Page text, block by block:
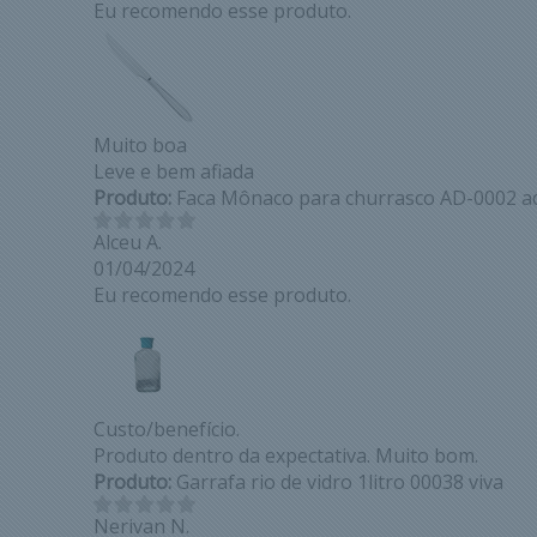
Eu recomendo esse produto.
Muito boa
Leve e bem afiada
Produto:Faca Mônaco para churrasco AD-0002
Alceu A.
01/04/2024
Eu recomendo esse produto.
Custo/benefício.
Produto dentro da expectativa. Muito bom.
Produto:Garrafa rio de vidro 1litro 00038 viva
Nerivan N.